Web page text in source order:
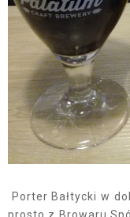
Porter Bałtycki w